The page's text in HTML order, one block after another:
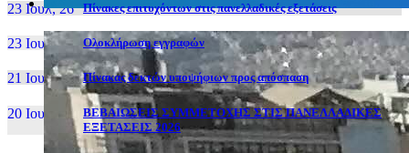
23 Ιουλ, 26 Πίνακες επιτυχόντων στις πανελλαδικές εξετάσεις
23 Ιουλ, 26 Ολοκλήρωση εγγραφών
21 Ιουλ, 26 Πίνακας δεκτών υποψήφιων προς απόσπαση
20 Ιουλ, 26
ΒΕΒΑΙΩΣΕΙΣ ΣΥΜΜΕΤΟΧΗΣ ΣΤΙΣ ΠΑΝΕΛΛΑΔΙΚΕΣ
ΕΞΕΤΑΣΕΙΣ 2026